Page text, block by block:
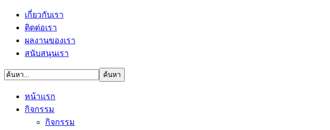
เกี่ยวกับเรา
ติดต่อเรา
ผลงานของเรา
สนับสนุนเรา
หน้าแรก
กิจกรรม
กิจกรรม